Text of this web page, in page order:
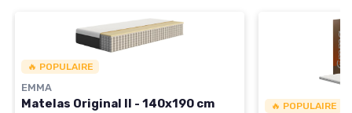
🔥 POPULAIRE
EMMA
Matelas Original II - 140x190 cm 🔥 POPULAIRE